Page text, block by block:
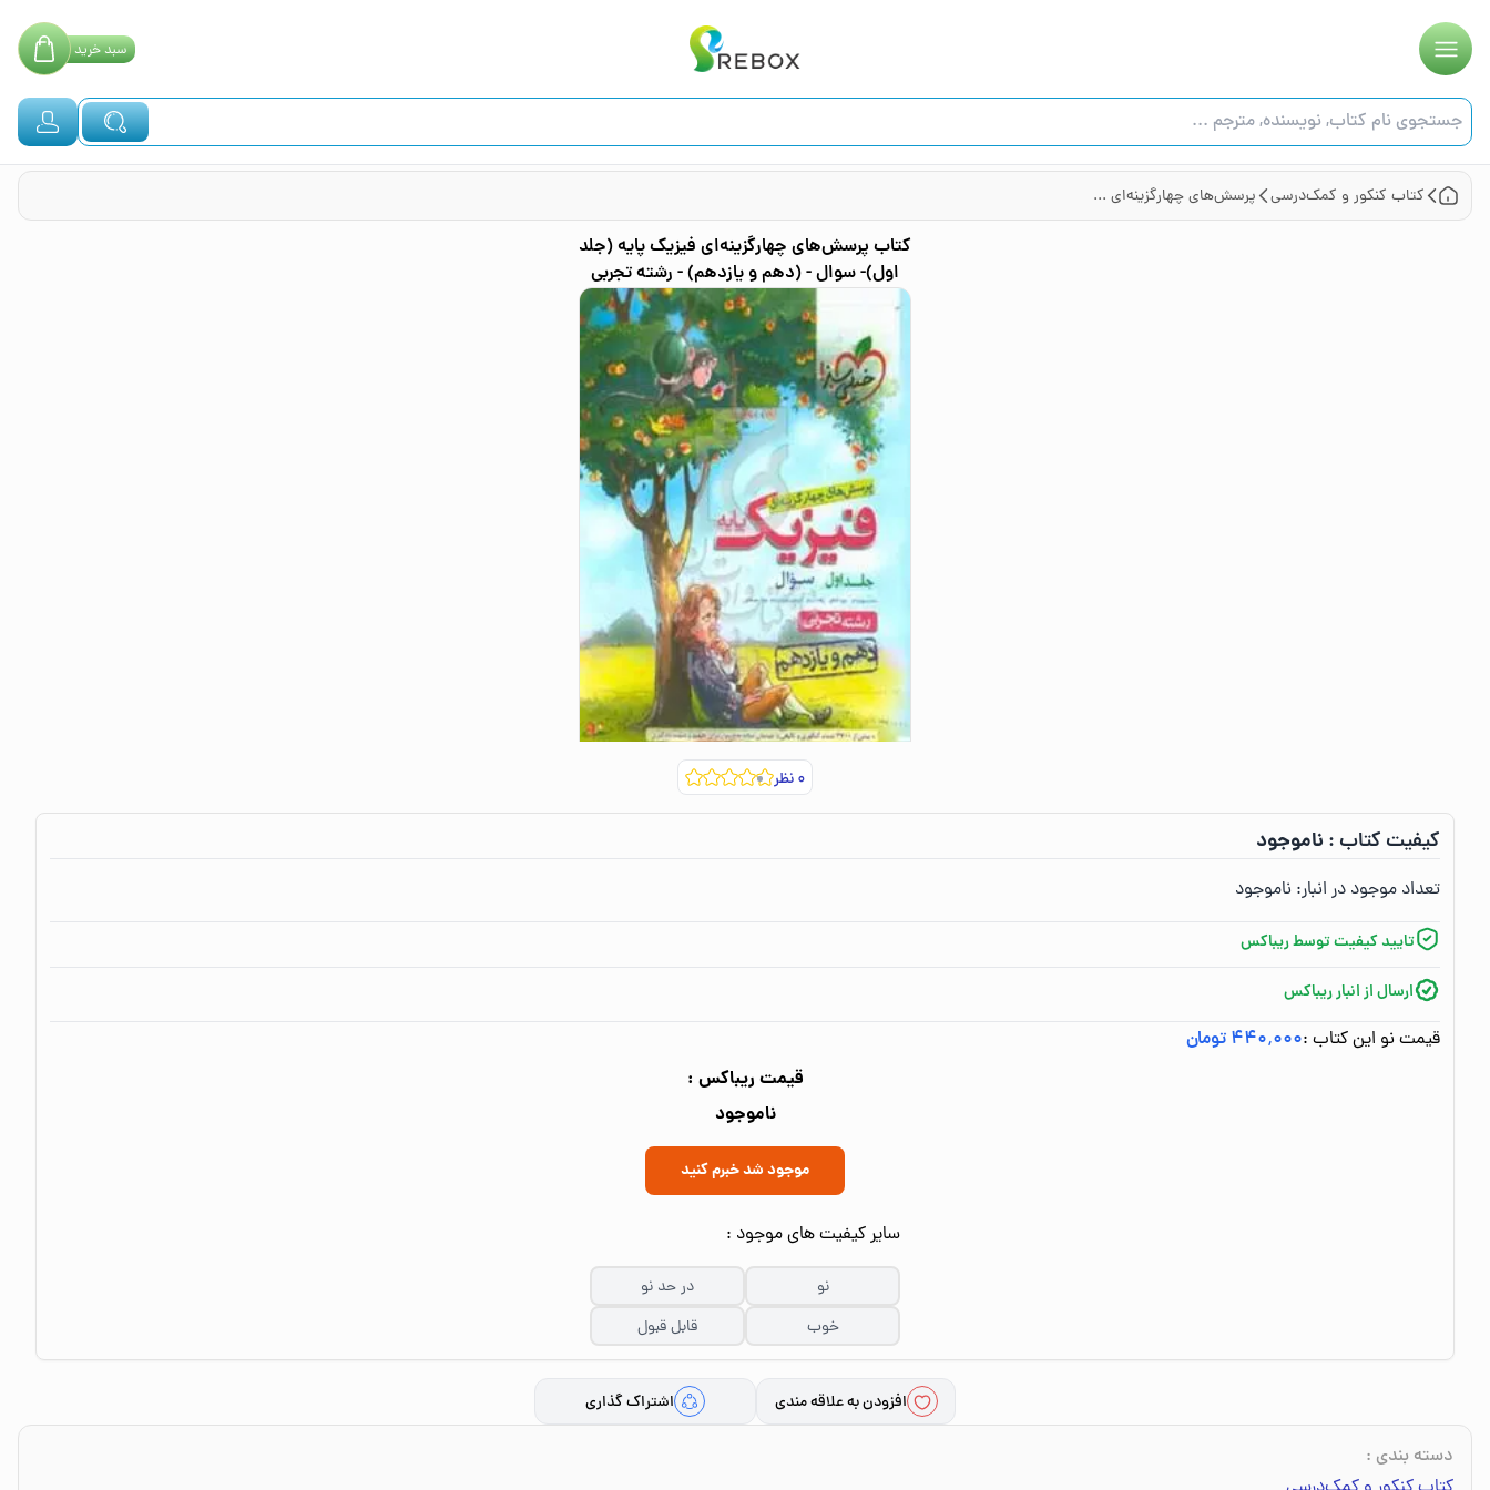
سبدخرید
کتاب کنکور و کمک‌درسی پرسش‌های چهارگزینه‌ای فیزیک پایه (جلد اول)- سوال - (دهم و یازدهم) - رشته تجربی
کتاب پرسش‌های چهارگزینه‌ای فیزیک پایه (جلد
اول)- سوال - (دهم و یازدهم) - رشته تجربی
۰نظر
کیفیت کتاب :‌ ناموجود
تعداد موجود در انبار:‌ ناموجود
تایید کیفیت توسط ریباکس
ارسال از انبار ریباکس
قیمت نو این کتاب :۴۴۰٬۰۰۰ تومان
قیمت ریباکس :
ناموجود
موجود شد خبرم کنید
سایر کیفیت های موجود :
نو
در حد نو
خوب
قابل قبول
افزودن به علاقه مندی اشتراک گذاری
دسته بندی :